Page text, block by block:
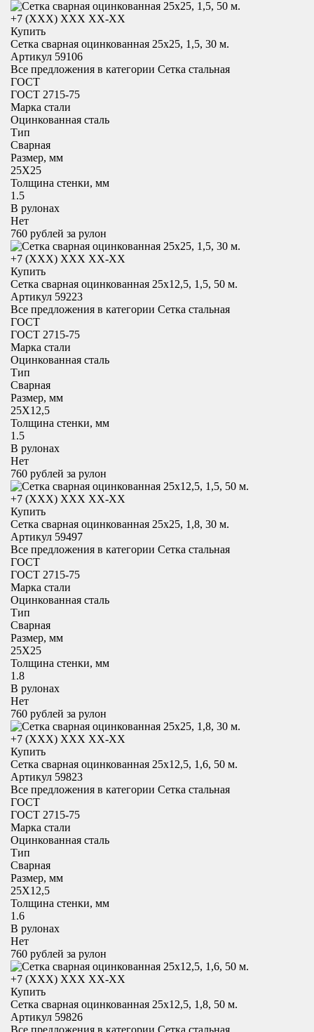
+7 (XXX) ХХХ ХХ-ХХ
Купить
Сетка сварная оцинкованная 25х25, 1,5, 30 м.
Артикул 59106
Все предложения в категории Сетка стальная
ГОСТ
ГОСТ 2715-75
Марка стали
Оцинкованная сталь
Тип
Сварная
Размер, мм
25X25
Толщина стенки, мм
1.5
В рулонах
Нет
760 рублей за рулон
+7 (XXX) ХХХ ХХ-ХХ
Купить
Сетка сварная оцинкованная 25х12,5, 1,5, 50 м.
Артикул 59223
Все предложения в категории Сетка стальная
ГОСТ
ГОСТ 2715-75
Марка стали
Оцинкованная сталь
Тип
Сварная
Размер, мм
25X12,5
Толщина стенки, мм
1.5
В рулонах
Нет
760 рублей за рулон
+7 (XXX) ХХХ ХХ-ХХ
Купить
Сетка сварная оцинкованная 25х25, 1,8, 30 м.
Артикул 59497
Все предложения в категории Сетка стальная
ГОСТ
ГОСТ 2715-75
Марка стали
Оцинкованная сталь
Тип
Сварная
Размер, мм
25X25
Толщина стенки, мм
1.8
В рулонах
Нет
760 рублей за рулон
+7 (XXX) ХХХ ХХ-ХХ
Купить
Сетка сварная оцинкованная 25х12,5, 1,6, 50 м.
Артикул 59823
Все предложения в категории Сетка стальная
ГОСТ
ГОСТ 2715-75
Марка стали
Оцинкованная сталь
Тип
Сварная
Размер, мм
25X12,5
Толщина стенки, мм
1.6
В рулонах
Нет
760 рублей за рулон
+7 (XXX) ХХХ ХХ-ХХ
Купить
Сетка сварная оцинкованная 25х12,5, 1,8, 50 м.
Артикул 59826
Все предложения в категории Сетка стальная